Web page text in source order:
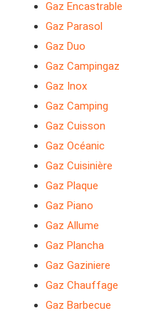
Gaz Encastrable
Gaz Parasol
Gaz Duo
Gaz Campingaz
Gaz Inox
Gaz Camping
Gaz Cuisson
Gaz Océanic
Gaz Cuisinière
Gaz Plaque
Gaz Piano
Gaz Allume
Gaz Plancha
Gaz Gaziniere
Gaz Chauffage
Gaz Barbecue